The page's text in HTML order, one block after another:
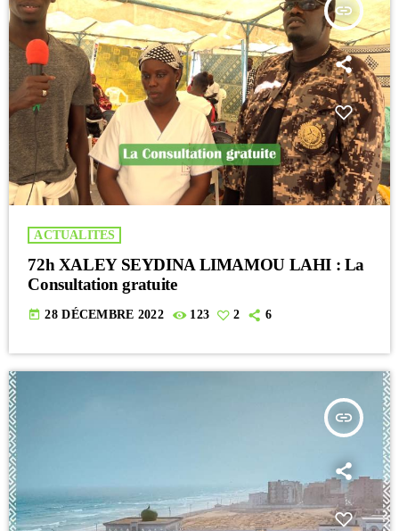
insert_link
ACTUALITES
72h XALEY SEYDINA LIMAMOU LAHI : La
Consultation gratuite
today 28 DÉCEMBRE 2022 123 2 6
insert_link